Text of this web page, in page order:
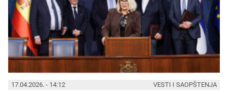
17.04.2026. - 14:12 VESTI I SAOPŠTENJA